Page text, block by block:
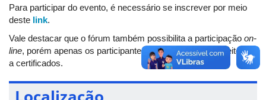
Para participar do evento, é necessário se inscrever por meio
deste link.
Vale destacar que o fórum também possibilita a participação on-
line, porém apenas os participantes presenciais terão direito
a certificados.